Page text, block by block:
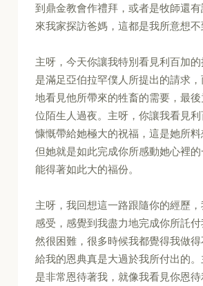
到鼎金教會作禮拜，或者是牧師還
來我家探訪爸媽，這都是我所意想不
主呀，今天你讓我特別看見利百加
是滿足亞伯拉罕僕人所提出的請求
地看見他所帶來的牲畜的需要，最
位陌生人過夜。主呀，你讓我看見
慷慨帶給她極大的祝福，這是她所料
但她就是如此完成你所感動她心裡
能得著如此大的福份。
主呀，我回想這一路跟隨你的經歷
感受，感覺到我盡力地完成你所託
然很困難，很多時候我都覺得我做
給我的恩典真是大過於我所付出的
是非常恩待著我，就像我看見你恩待